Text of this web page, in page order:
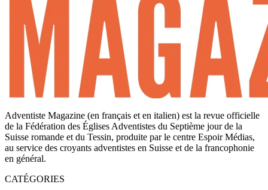
Adventiste Magazine (en français et en italien) est la revue officielle
de la Fédération des Églises Adventistes du Septième jour de la
Suisse romande et du Tessin, produite par le centre Espoir Médias,
au service des croyants adventistes en Suisse et de la francophonie
en général.
CATÉGORIES